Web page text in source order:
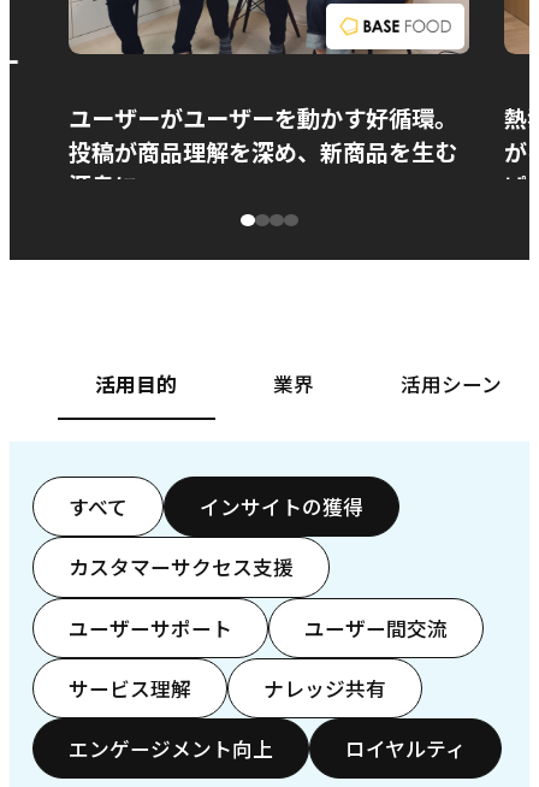
ユーザーがユーザーを動かす好循環。
投稿が商品理解を深め、新商品を生む
源泉に
熱
が
ぱ
活用目的 業界 活用シーン
すべて インサイトの獲得
カスタマーサクセス支援
ユーザーサポート ユーザー間交流
サービス理解 ナレッジ共有
エンゲージメント向上 ロイヤルティ